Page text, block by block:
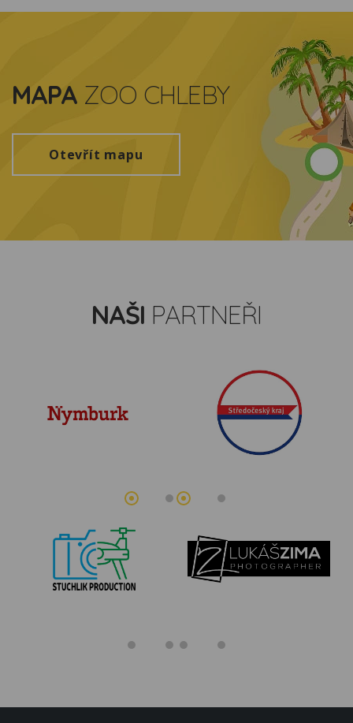
MAPA ZOO CHLEBY
Otevřít mapu
NAŠI PARTNEŘI